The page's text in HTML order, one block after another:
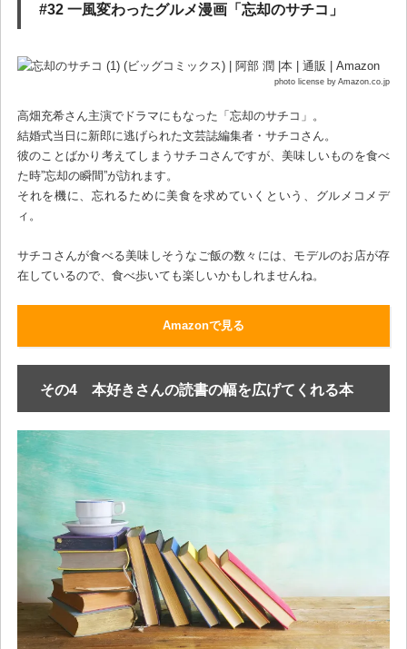
#32 一風変わったグルメ漫画「忘却のサチコ」
photo license by Amazon.co.jp
高畑充希さん主演でドラマにもなった「忘却のサチコ」。
結婚式当日に新郎に逃げられた文芸誌編集者・サチコさん。
彼のことばかり考えてしまうサチコさんですが、美味しいものを食べ
た時”忘却の瞬間”が訪れます。
それを機に、忘れるために美食を求めていくという、グルメコメデ
ィ。
サチコさんが食べる美味しそうなご飯の数々には、モデルのお店が存
在しているので、食べ歩いても楽しいかもしれませんね。
Amazonで見る
その4 本好きさんの読書の幅を広げてくれる本